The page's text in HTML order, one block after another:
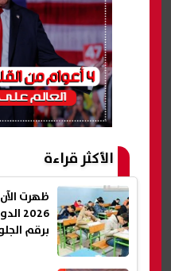
الأكثر قراءة
ظهرت
برقم